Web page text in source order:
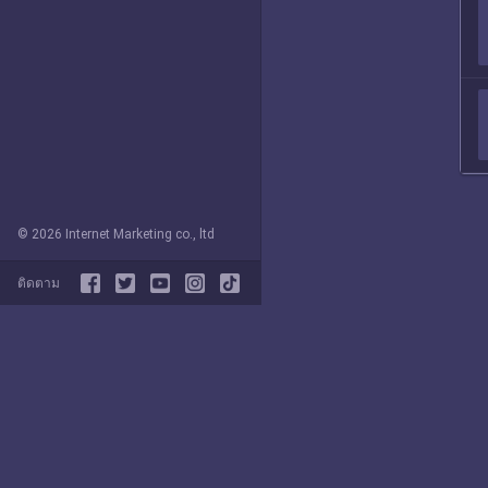
© 2026 Internet Marketing co., ltd
ติดตาม